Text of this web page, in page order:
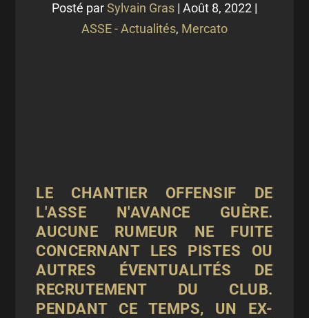
Posté parSylvain Gras | Août 8, 2022 |
ASSE - Actualités, Mercato
LE CHANTIER OFFENSIF DE
L'ASSE N'AVANCE GUÈRE.
AUCUNE RUMEUR NE FUITE
CONCERNANT LES PISTES OU
AUTRES ÉVENTUALITÉS DE
RECRUTEMENT DU CLUB.
PENDANT CE TEMPS, UN EX-